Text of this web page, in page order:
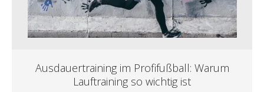
Ausdauertraining im Profifußball: Warum
Lauftraining so wichtig ist